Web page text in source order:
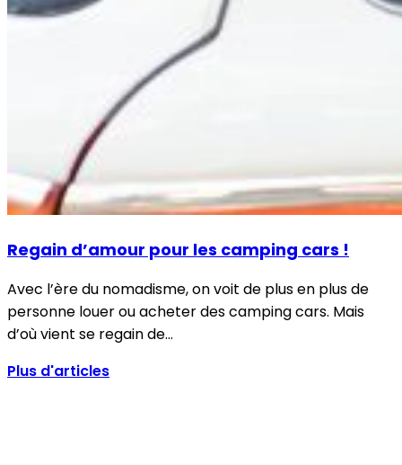
Regain d’amour pour les camping cars !
Avec l’ère du nomadisme, on voit de plus en plus de
personne louer ou acheter des camping cars. Mais
d’où vient se regain de…
Plus d'articles